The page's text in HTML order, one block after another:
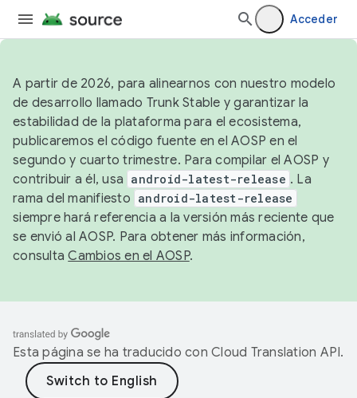
Acceder
A partir de 2026, para alinearnos con nuestro modelo
de desarrollo llamado Trunk Stable y garantizar la
estabilidad de la plataforma para el ecosistema,
publicaremos el código fuente en el AOSP en el
segundo y cuarto trimestre. Para compilar el AOSP y
contribuir a él, usa android-latest-release . La
rama del manifiesto android-latest-release
siempre hará referencia a la versión más reciente que
se envió al AOSP. Para obtener más información,
consultaCambios en el AOSP.
Esta página se ha traducido con Cloud Translation API.